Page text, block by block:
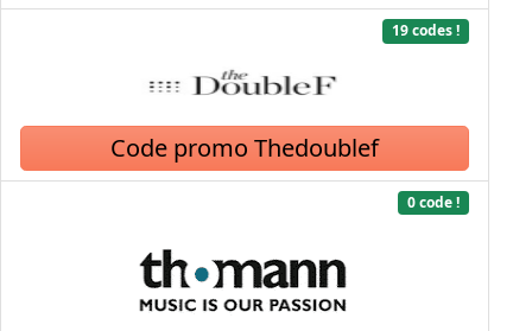
19 codes !
Code promo Thedoublef
0 code !